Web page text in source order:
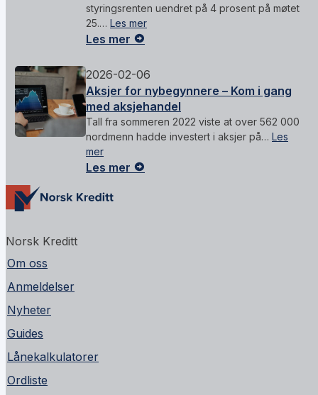
styringsrenten uendret på 4 prosent på møtet
25.… Les mer
Les mer
2026-02-06
Aksjer for nybegynnere – Kom i gang
med aksjehandel
Tall fra sommeren 2022 viste at over 562 000
nordmenn hadde investert i aksjer på… Les
mer
Les mer
Norsk Kreditt
Om oss
Anmeldelser
Nyheter
Guides
Lånekalkulatorer
Ordliste